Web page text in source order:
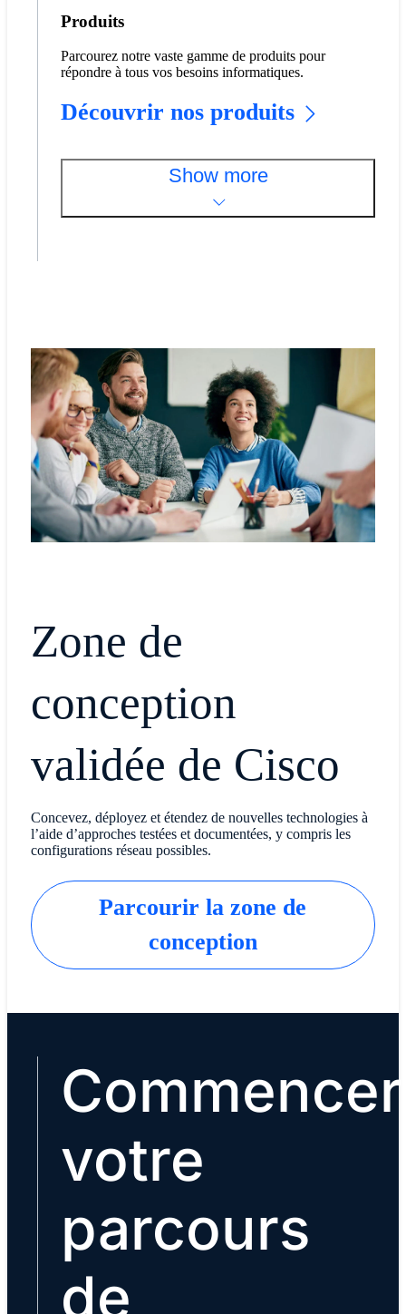
Produits
Parcourez notre vaste gamme de produits pour
répondre à tous vos besoins informatiques.
Découvrir nos produits
Show more
Zone de
conception
validée de Cisco
Concevez, déployez et étendez de nouvelles technologies à
l’aide d’approches testées et documentées, y compris les
configurations réseau possibles.
Parcourir la zone de
conception
Commencer
votre
parcours
de